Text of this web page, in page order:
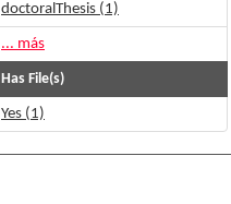
doctoralThesis (1)
... más
Has File(s)
Yes (1)